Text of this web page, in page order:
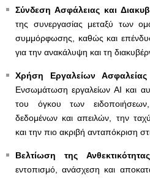
Σύνδεση Ασφάλειας και
της συνεργασίας μεταξύ των
συμμόρφωσης, καθώς και
για την ανακάλυψη και τη
Χρήση Εργαλείων
Ενσωμάτωση εργαλείων AI και
του όγκου των
δεδομένων και απειλών, την
και την πιο ακριβή ανταπόκριση
Βελτίωση της
εντοπισμό, ανάσχεση και